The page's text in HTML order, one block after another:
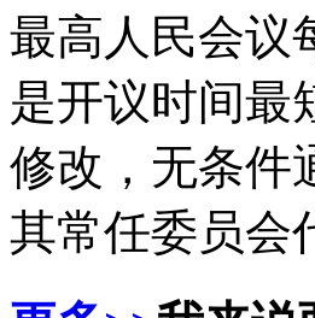
最高人民会议
是开议时间最
修改，无条件
其常任委员会